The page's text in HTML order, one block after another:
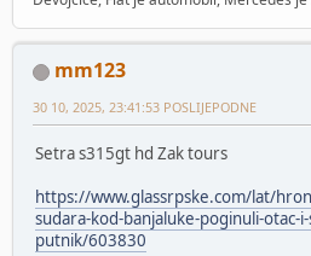
mm123
30 10, 2025, 23:41:53 POSLIJEPODNE
Setra s315gt hd Zak tours
https://www.glassrpske.com/lat/
sudara-kod-banjaluke-poginuli-otac-
putnik/603830